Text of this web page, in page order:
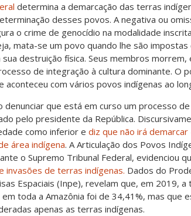
determina a demarcação das terras
desses povos. A negativa ou
o crime de genocídio na modalidade inscrita
mata-se um povo quando lhe são impostas
sua destruição física. Seus membros
de integração à cultura dominante. O
aconteceu com vários povos indígenas ao
denunciar que está em curso um processo
pelo presidente da República.
como inferior e diz que não irá
área indígena. A Articulação dos Povos
o Supremo Tribunal Federal, evidenciou
invasões de terras indígenas. Dados do
Espaciais (Inpe), revelam que, em 2019, a
em toda a Amazônia foi de 34,41%, mas que
apenas as terras indígenas.